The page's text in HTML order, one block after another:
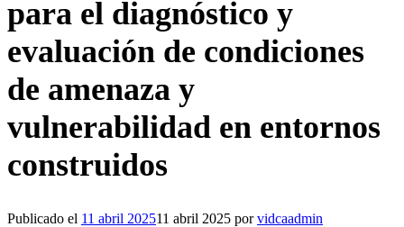
para el diagnóstico y
evaluación de condiciones
de amenaza y
vulnerabilidad en entornos
construidos
Publicado el 11 abril 202511 abril 2025 porvidcaadmin